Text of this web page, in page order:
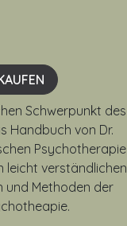
Schwerpunkt des
Handbuch von Dr.
Psychotherapie
leicht verständlichen
und Methoden der